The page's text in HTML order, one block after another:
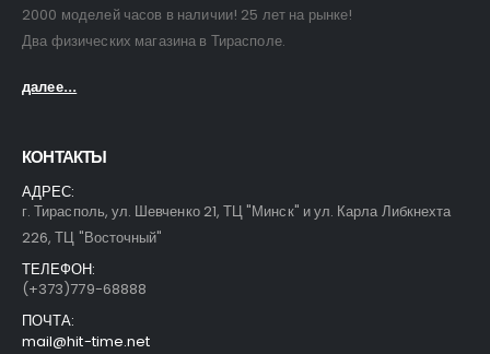
2000 моделей часов в наличии! 25 лет на рынке!
Два физических магазина в Тирасполе.
далее...
КОНТАКТЫ
АДРЕС:
г. Тирасполь, ул. Шевченко 21, ТЦ "Минск" и ул. Карла Либкнехта
226, ТЦ "Восточный"
ТЕЛЕФОН:
(+373)779-68888
ПОЧТА:
mail@hit-time.net